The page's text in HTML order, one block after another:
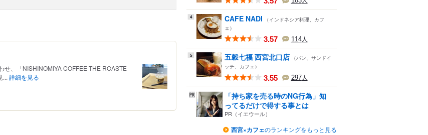
、「NISHINOMIYA COFFEE THE ROASTE
... 詳細を見る
4 CAFE NADI
（インドネシア料理、カフ
ェ）
3.57 114人
5 五穀七福 西宮北口店 （パン、サンドイ
ッチ、カフェ）
3.55 297人
「持ち家を売る時のNG行為」知
ってるだけで得する事とは
PR（イエウール）
西宮×カフェのランキングをもっと見る